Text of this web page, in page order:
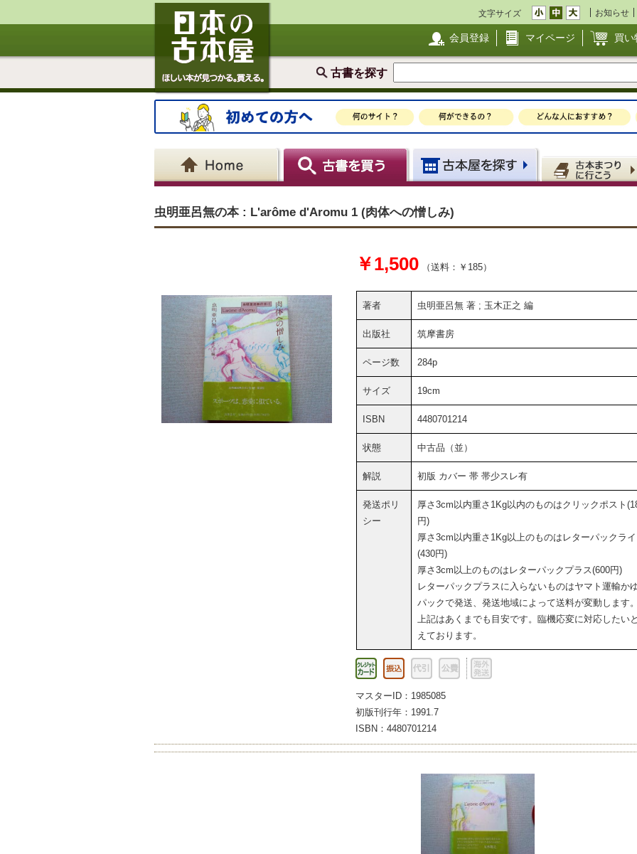
文字サイズ お知らせ
会員登録 マイページ 買い
古書を探す
虫明亜呂無の本 : L'arôme d'Aromu 1 (肉体への憎しみ)
￥1,500 （送料：￥185）
著者 虫明亜呂無 著 ; 玉木正之 編
出版社 筑摩書房
ページ数 284p
サイズ 19cm
ISBN 4480701214
状態 中古品（並）
解説 初版 カバー 帯 帯少スレ有
発送ポリ
シー
厚さ3cm以内重さ1Kg以内のものはクリックポスト
円)
厚さ3cm以内重さ1Kg以上のものはレターパックライ
(430円)
厚さ3cm以上のものはレターパックプラス(600円)
レターパックプラスに入らないものはヤマト運輸か
パックで発送、発送地域によって送料が変動します。
上記はあくまでも目安です。臨機応変に対応したい
えております。
マスターID：1985085
初版刊行年：1991.7
ISBN：4480701214